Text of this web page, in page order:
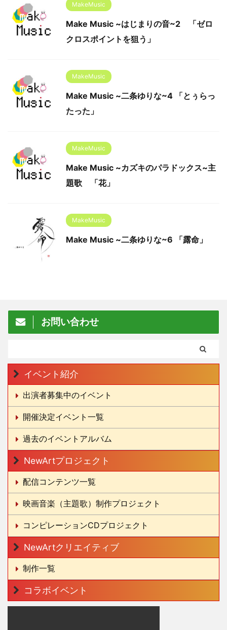
MakeMusic
Make Music ~はじまりの音~2 「ゼロ
クロスポイントを狙う」
MakeMusic
Make Music ~二条ゆりな~4 「とぅらっ
たった」
MakeMusic
Make Music ~カズキのパラドックス~主
題歌 「花」
MakeMusic
Make Music ~二条ゆりな~6 「露命」
お問い合わせ
イベント紹介
出演者募集中のイベント
開催決定イベント一覧
過去のイベントアルバム
NewArtプロジェクト
配信コンテンツ一覧
映画音楽（主題歌）制作プロジェクト
コンピレーションCDプロジェクト
NewArtクリエイティブ
制作一覧
コラボイベント